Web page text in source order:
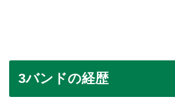
3バンドの経歴